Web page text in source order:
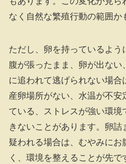
なく自然な繁殖行動の範囲か
ただし、卵を持っているよう
腹が張ったまま、卵が出ない
に追われて逃げられない場合
産卵場所がない、水温が不安
ている、ストレスが強い環境
きないことがあります。卵詰
疑われる場合は、むやみにお
く、環境を整えることが先で